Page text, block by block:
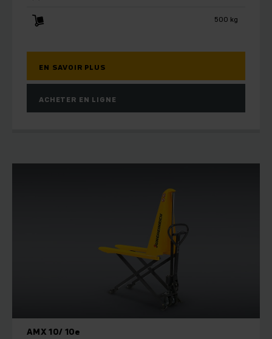
500 kg
EN SAVOIR PLUS
ACHETER EN LIGNE
AMX 10/ 10e